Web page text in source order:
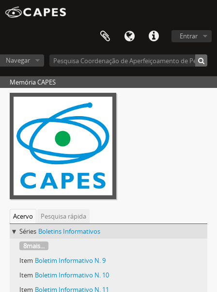
Entrar
Navegar
Memória CAPES
Acervo
Pesquisa rápida
Séries Boletins Informativos
8mais...
Item Boletim Informativo N. 9
Item Boletim Informativo N. 10
Item Boletim Informativo N. 11